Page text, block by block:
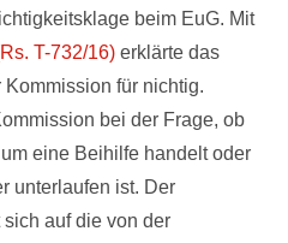
beim EuG. Mit
T-732/16) erklärte das
für nichtig.
bei der Frage, ob
eine Beihilfe handelt oder
unterlaufen ist. Der
auf die von der